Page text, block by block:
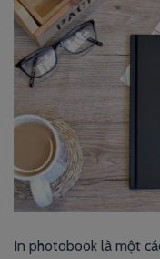
In photobook là một